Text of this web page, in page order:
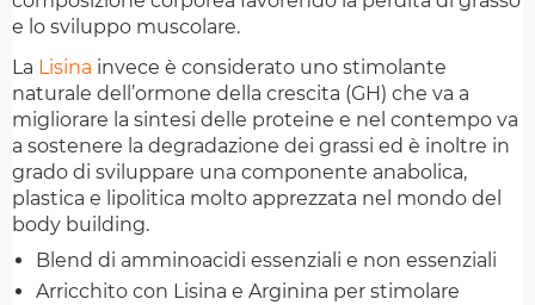
e lo sviluppo muscolare.
La Lisina invece è considerato uno stimolante
naturale dell’ormone della crescita (GH) che va a
migliorare la sintesi delle proteine e nel contempo va
a sostenere la degradazione dei grassi ed è inoltre in
grado di sviluppare una componente anabolica,
plastica e lipolitica molto apprezzata nel mondo del
body building.
Blend di amminoacidi essenziali e non essenziali
Arricchito con Lisina e Arginina per stimolare